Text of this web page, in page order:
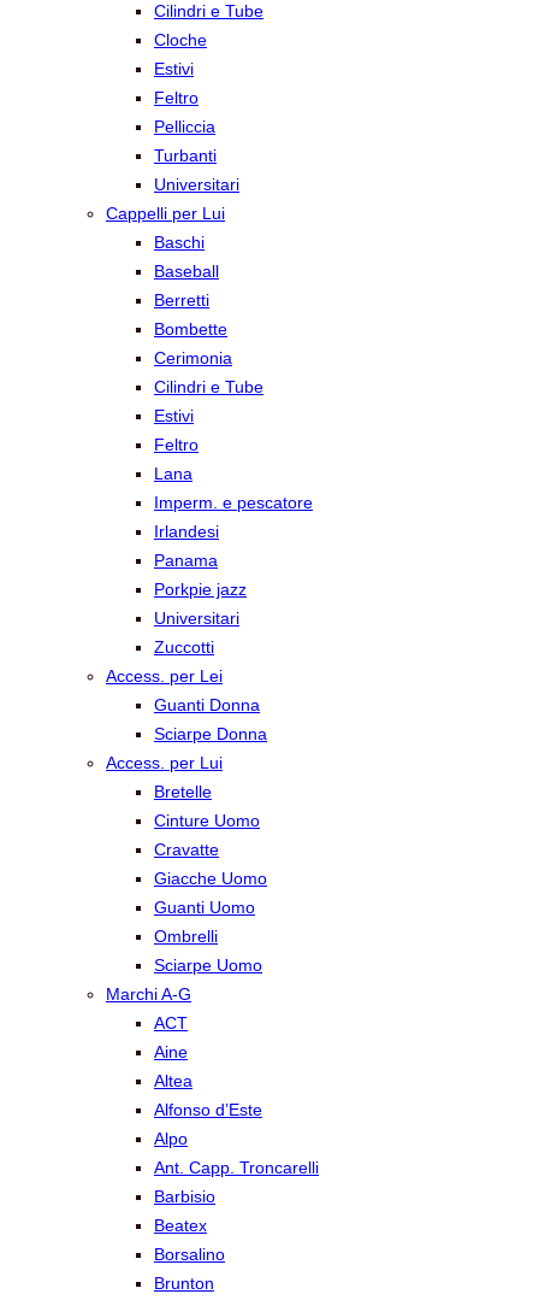
Cilindri e Tube
Cloche
Estivi
Feltro
Pelliccia
Turbanti
Universitari
Cappelli per Lui
Baschi
Baseball
Berretti
Bombette
Cerimonia
Cilindri e Tube
Estivi
Feltro
Lana
Imperm. e pescatore
Irlandesi
Panama
Porkpie jazz
Universitari
Zuccotti
Access. per Lei
Guanti Donna
Sciarpe Donna
Access. per Lui
Bretelle
Cinture Uomo
Cravatte
Giacche Uomo
Guanti Uomo
Ombrelli
Sciarpe Uomo
Marchi A-G
ACT
Aine
Altea
Alfonso d’Este
Alpo
Ant. Capp. Troncarelli
Barbisio
Beatex
Borsalino
Brunton